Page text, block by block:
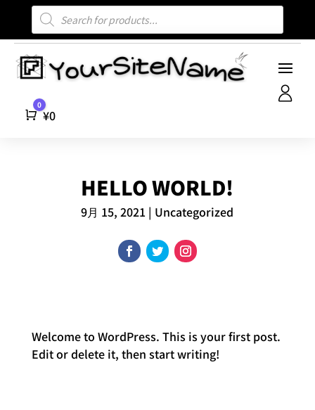
商
索
Cart
0
¥0
HELLO WORLD!
9月 15, 2021 | Uncategorized
Welcome to WordPress. This is your first post.
Edit or delete it, then start writing!